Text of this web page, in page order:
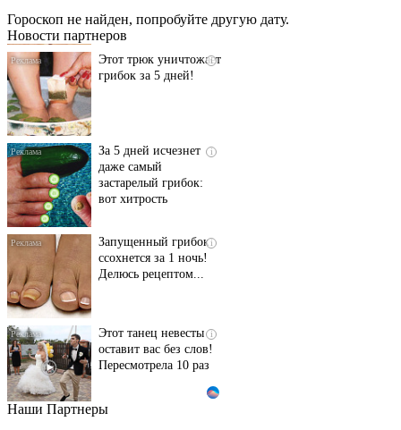
Гороскоп не найден, попробуйте другую дату.
Новости партнеров
грибок за 5 дней!
даже самый
застарелый грибок:
вот хитрость
ссохнется за 1 ночь!
Делюсь рецептом...
оставит вас без слов!
Пересмотрела 10 раз
Ролик длится пару
Наши Партнеры